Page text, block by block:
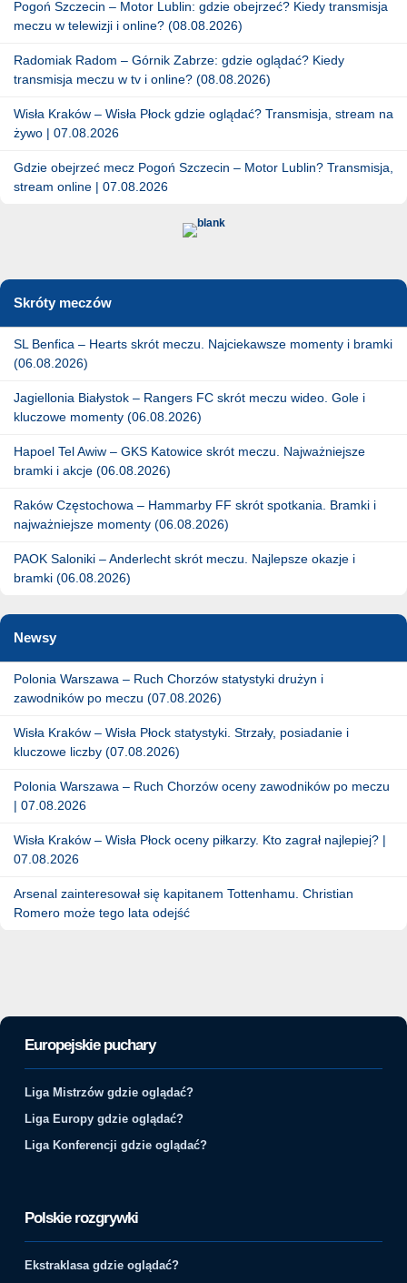
Pogoń Szczecin – Motor Lublin: gdzie obejrzeć? Kiedy transmisja
meczu w telewizji i online? (08.08.2026)
Radomiak Radom – Górnik Zabrze: gdzie oglądać? Kiedy
transmisja meczu w tv i online? (08.08.2026)
Wisła Kraków – Wisła Płock gdzie oglądać? Transmisja, stream na
żywo | 07.08.2026
Gdzie obejrzeć mecz Pogoń Szczecin – Motor Lublin? Transmisja,
stream online | 07.08.2026
Skróty meczów
SL Benfica – Hearts skrót meczu. Najciekawsze momenty i bramki
(06.08.2026)
Jagiellonia Białystok – Rangers FC skrót meczu wideo. Gole i
kluczowe momenty (06.08.2026)
Hapoel Tel Awiw – GKS Katowice skrót meczu. Najważniejsze
bramki i akcje (06.08.2026)
Raków Częstochowa – Hammarby FF skrót spotkania. Bramki i
najważniejsze momenty (06.08.2026)
PAOK Saloniki – Anderlecht skrót meczu. Najlepsze okazje i
bramki (06.08.2026)
Newsy
Polonia Warszawa – Ruch Chorzów statystyki drużyn i
zawodników po meczu (07.08.2026)
Wisła Kraków – Wisła Płock statystyki. Strzały, posiadanie i
kluczowe liczby (07.08.2026)
Polonia Warszawa – Ruch Chorzów oceny zawodników po meczu
| 07.08.2026
Wisła Kraków – Wisła Płock oceny piłkarzy. Kto zagrał najlepiej? |
07.08.2026
Arsenal zainteresował się kapitanem Tottenhamu. Christian
Romero może tego lata odejść
Europejskie puchary
Liga Mistrzów gdzie oglądać?
Liga Europy gdzie oglądać?
Liga Konferencji gdzie oglądać?
Polskie rozgrywki
Ekstraklasa gdzie oglądać?